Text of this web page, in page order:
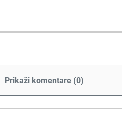
Prikaži komentare (0)